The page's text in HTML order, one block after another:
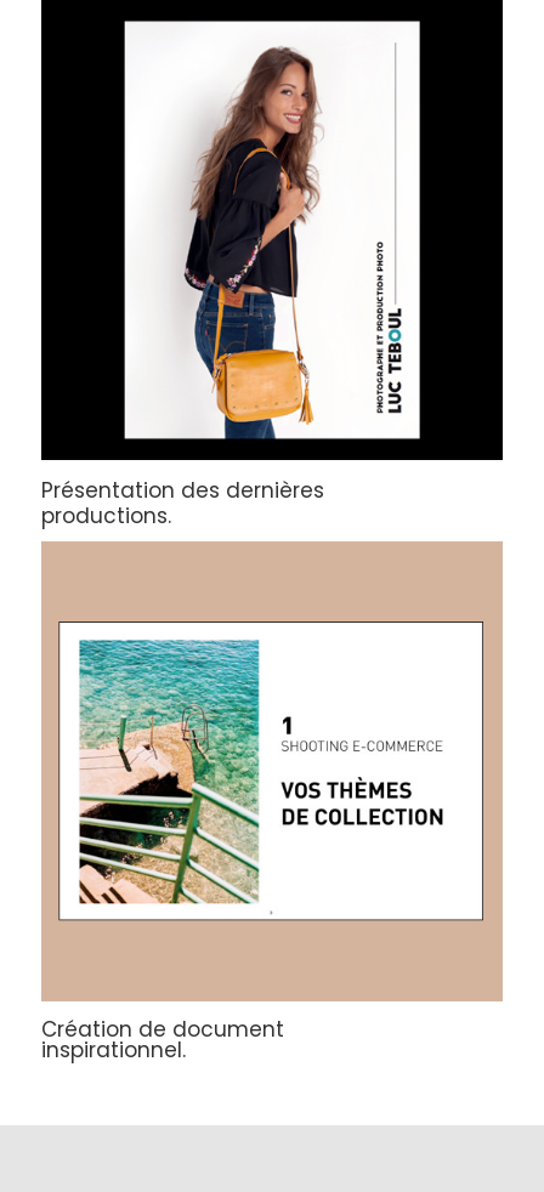
Présentation des dernières
productions.
Création de document
inspirationnel.